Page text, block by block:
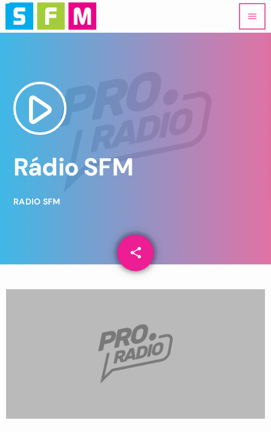
menu
play_arrow
Rádio SFM
RADIO SFM
share
email